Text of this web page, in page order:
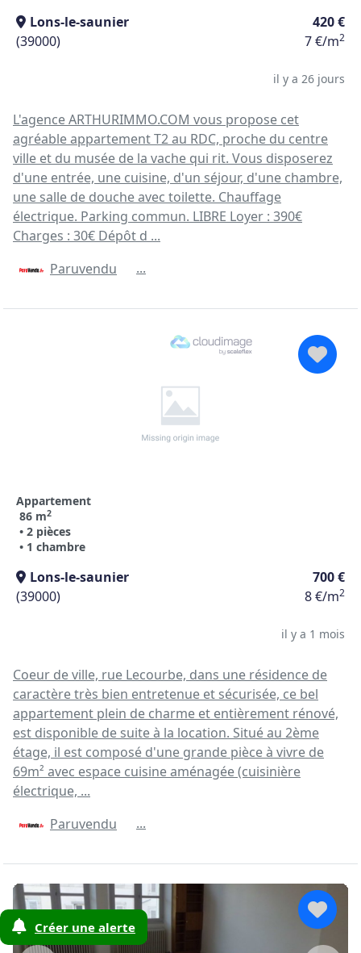
Lons-le-saunier
420 €
(39000)
7 €/m2
il y a 26 jours
L'agence ARTHURIMMO.COM vous propose cet
agréable appartement T2 au RDC, proche du centre
ville et du musée de la vache qui rit. Vous disposerez
d'une entrée, une cuisine, d'un séjour, d'une chambre,
une salle de douche avec toilette. Chauffage
électrique. Parking commun. LIBRE Loyer : 390€
Charges : 30€ Dépôt d ...
Paruvendu
...
Appartement
86 m2
• 2 pièces
• 1 chambre
Lons-le-saunier
700 €
(39000)
8 €/m2
il y a 1 mois
Coeur de ville, rue Lecourbe, dans une résidence de
caractère très bien entretenue et sécurisée, ce bel
appartement plein de charme et entièrement rénové,
est disponible de suite à la location. Situé au 2ème
étage, il est composé d'une grande pièce à vivre de
69m² avec espace cuisine aménagée (cuisinière
électrique, ...
Paruvendu
...
Créer une alerte